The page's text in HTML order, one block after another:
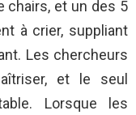
chairs, et un des 5
à crier, suppliant
Les chercheurs
et le seul
Lorsque les